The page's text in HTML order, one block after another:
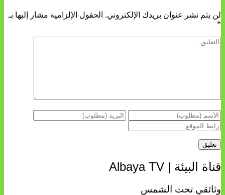
لن يتم نشر عنوان بريدك الإلكتروني. الحقول الإلزامية مشار إليها بـ
*
قناة البيئة | Albaya TV
وثائقي تحت الشمس